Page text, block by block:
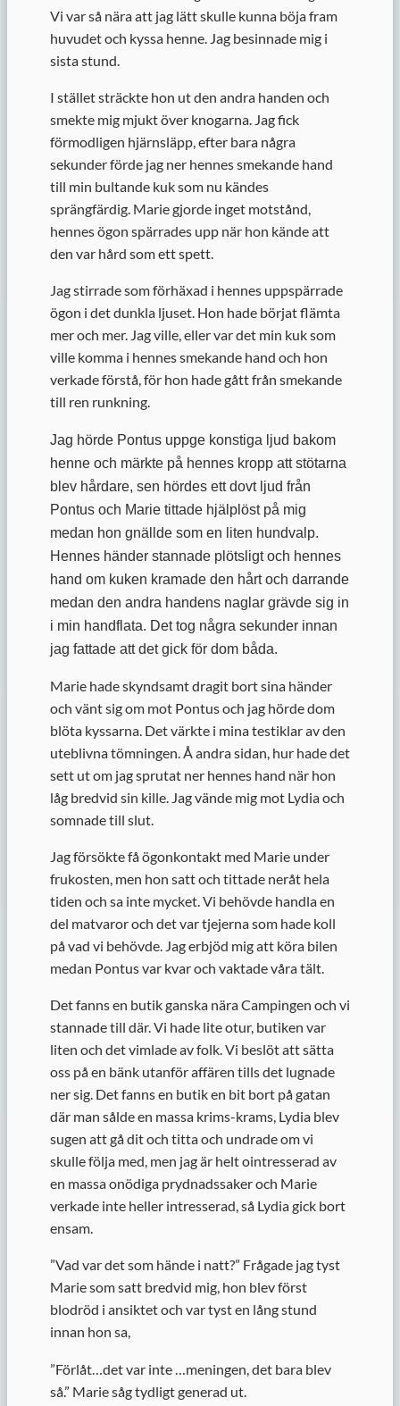
Vi var så nära att jag lätt skulle kunna böja fram
huvudet och kyssa henne. Jag besinnade mig i
sista stund.
I stället sträckte hon ut den andra handen och
smekte mig mjukt över knogarna. Jag fick
förmodligen hjärnsläpp, efter bara några
sekunder förde jag ner hennes smekande hand
till min bultande kuk som nu kändes
sprängfärdig. Marie gjorde inget motstånd,
hennes ögon spärrades upp när hon kände att
den var hård som ett spett.
Jag stirrade som förhäxad i hennes uppspärrade
ögon i det dunkla ljuset. Hon hade börjat flämta
mer och mer. Jag ville, eller var det min kuk som
ville komma i hennes smekande hand och hon
verkade förstå, för hon hade gått från smekande
till ren runkning.
Jag hörde Pontus uppge konstiga ljud bakom
henne och märkte på hennes kropp att stötarna
blev hårdare, sen hördes ett dovt ljud från
Pontus och Marie tittade hjälplöst på mig
medan hon gnällde som en liten hundvalp.
Hennes händer stannade plötsligt och hennes
hand om kuken kramade den hårt och darrande
medan den andra handens naglar grävde sig in
i min handflata. Det tog några sekunder innan
jag fattade att det gick för dom båda.
Marie hade skyndsamt dragit bort sina händer
och vänt sig om mot Pontus och jag hörde dom
blöta kyssarna. Det värkte i mina testiklar av den
uteblivna tömningen. Å andra sidan, hur hade det
sett ut om jag sprutat ner hennes hand när hon
låg bredvid sin kille. Jag vände mig mot Lydia och
somnade till slut.
Jag försökte få ögonkontakt med Marie under
frukosten, men hon satt och tittade neråt hela
tiden och sa inte mycket. Vi behövde handla en
del matvaror och det var tjejerna som hade koll
på vad vi behövde. Jag erbjöd mig att köra bilen
medan Pontus var kvar och vaktade våra tält.
Det fanns en butik ganska nära Campingen och vi
stannade till där. Vi hade lite otur, butiken var
liten och det vimlade av folk. Vi beslöt att sätta
oss på en bänk utanför affären tills det lugnade
ner sig. Det fanns en butik en bit bort på gatan
där man sålde en massa krims-krams, Lydia blev
sugen att gå dit och titta och undrade om vi
skulle följa med, men jag är helt ointresserad av
en massa onödiga prydnadssaker och Marie
verkade inte heller intresserad, så Lydia gick bort
ensam.
”Vad var det som hände i natt?” Frågade jag tyst
Marie som satt bredvid mig, hon blev först
blodröd i ansiktet och var tyst en lång stund
innan hon sa,
”Förlåt…det var inte …meningen, det bara blev
så.” Marie såg tydligt generad ut.